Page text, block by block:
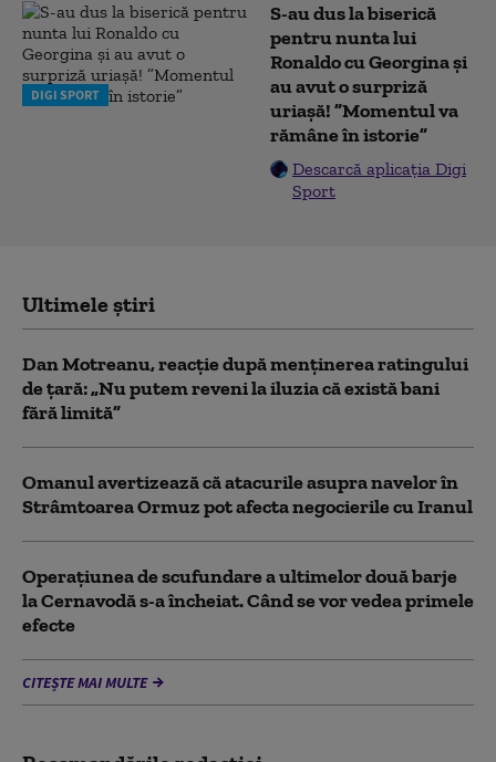
DIGI SPORT
S-au dus la biserică
pentru nunta lui
Ronaldo cu Georgina și
au avut o surpriză
uriașă! ”Momentul va
rămâne în istorie”
Descarcă aplicația Digi
Sport
Ultimele știri
Dan Motreanu, reacție după menținerea ratingului
de țară: „Nu putem reveni la iluzia că există bani
fără limită”
Omanul avertizează că atacurile asupra navelor în
Strâmtoarea Ormuz pot afecta negocierile cu Iranul
Operațiunea de scufundare a ultimelor două barje
la Cernavodă s-a încheiat. Când se vor vedea primele
efecte
CITEȘTE MAI MULTE